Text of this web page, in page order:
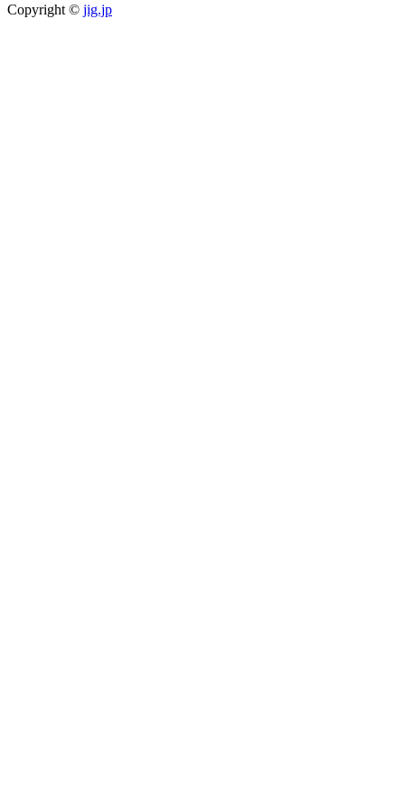
Copyright © jig.jp